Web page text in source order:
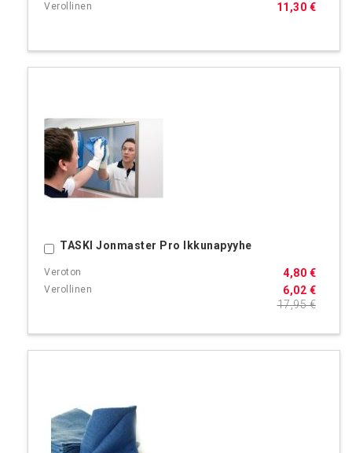
11,30 €
TASKI Jonmaster Pro Ikkunapyyhe
6,02 €
4,80 €
17,95 €
Ostoskoriin